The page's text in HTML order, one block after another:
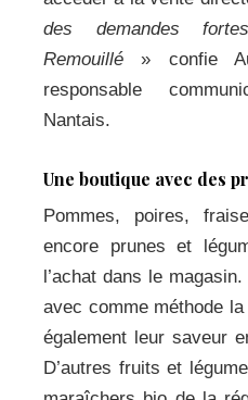
des demandes
Remouillé» confie
responsable
Nantais.
Une boutique avec des
Pommes, poires,
encore prunes et
l’achat dans le
avec comme méthode
également leur saveur
D’autres fruits et